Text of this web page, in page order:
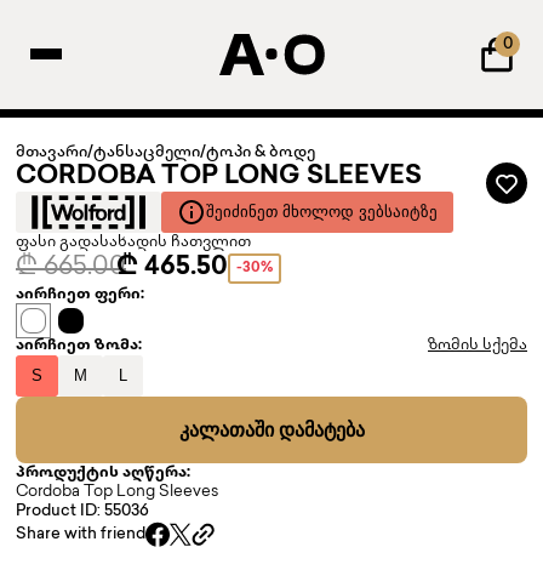
0
მთავარი/ტანსაცმელი/ტოპი & ბოდე
CORDOBA TOP LONG SLEEVES
ᲨᲔᲘᲫᲘᲜᲔᲗ ᲛᲮᲝᲚᲝᲓ ᲕᲔᲑᲡᲐᲘᲢᲖᲔ
ფასი გადასახადის ჩათვლით
₾ 665.00₾ 465.50 -30%
აირჩიეთ ფერი:
აირჩიეთ ზომა: ზომის სქემა
S M L
ᲙᲐᲚᲐᲗᲐᲨᲘ ᲓᲐᲛᲐᲢᲔᲑᲐ
პროდუქტის აღწერა:
Cordoba Top Long Sleeves
Product ID: 55036
Share with friend